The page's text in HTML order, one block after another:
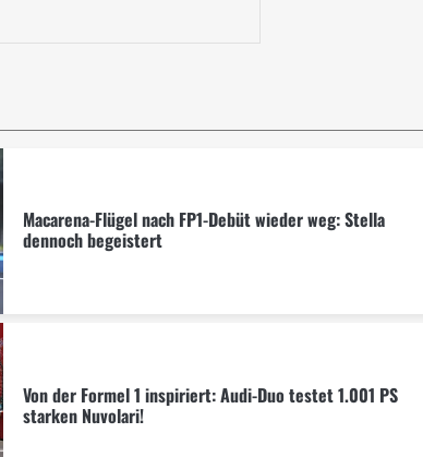
Macarena-Flügel nach FP1-Debüt wieder weg: Stella
dennoch begeistert
Von der Formel 1 inspiriert: Audi-Duo testet 1.001 PS
starken Nuvolari!